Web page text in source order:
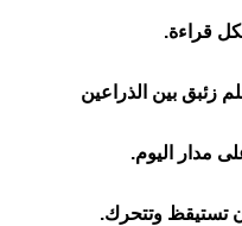
قراءة.
مدار اليوم.
تستيقظ وتتحرك.